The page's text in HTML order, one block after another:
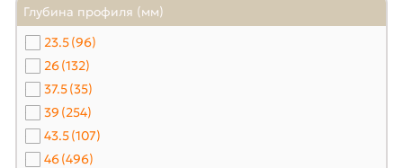
Глубина профиля (мм)
23.5(96)
26(132)
37.5(35)
39 (254)
43.5(107)
46(496)